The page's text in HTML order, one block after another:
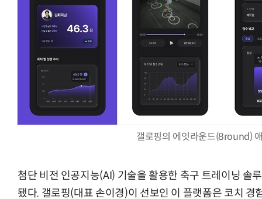
갤로핑의 에잇라운드(8round)
첨단 비전 인공지능(AI) 기술을 활용한 축구 트레이닝
됐다. 갤로핑(대표 손이경)이 선보인 이 플랫폼은 코치 경
양자컴퓨팅 비즈니스·기술 입문 1-Day